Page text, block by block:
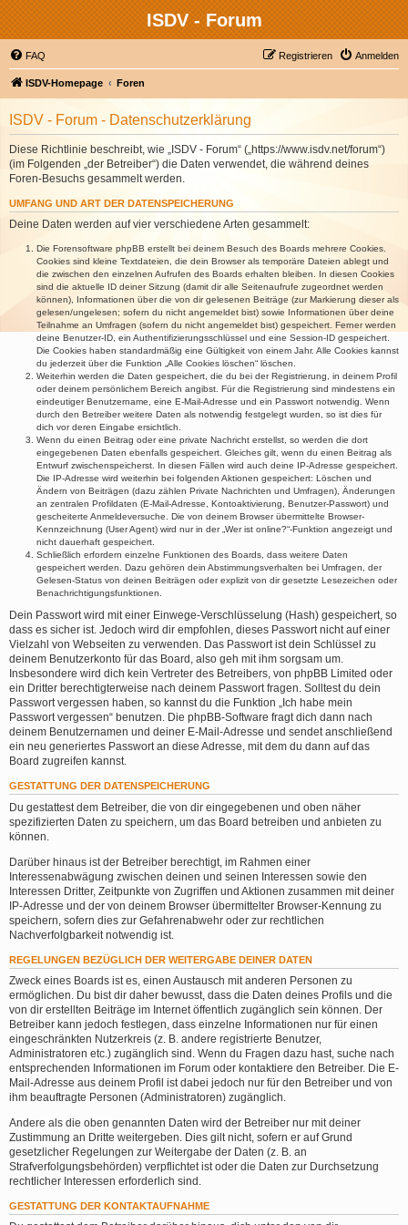
ISDV - Forum
FAQ Anmelden
Registrieren
ISDV-Homepage Foren
ISDV - Forum - Datenschutzerklärung
Diese Richtlinie beschreibt, wie „ISDV - Forum“ („https://www.isdv.net/forum“)
(im Folgenden „der Betreiber“) die Daten verwendet, die während deines
Foren-Besuchs gesammelt werden.
UMFANG UND ART DER DATENSPEICHERUNG
Deine Daten werden auf vier verschiedene Arten gesammelt:
Die Forensoftware phpBB erstellt bei deinem Besuch des Boards mehrere Cookies.
Cookies sind kleine Textdateien, die dein Browser als temporäre Dateien ablegt und
die zwischen den einzelnen Aufrufen des Boards erhalten bleiben. In diesen Cookies
sind die aktuelle ID deiner Sitzung (damit dir alle Seitenaufrufe zugeordnet werden
können), Informationen über die von dir gelesenen Beiträge (zur Markierung dieser als
gelesen/ungelesen; sofern du nicht angemeldet bist) sowie Informationen über deine
Teilnahme an Umfragen (sofern du nicht angemeldet bist) gespeichert. Ferner werden
deine Benutzer-ID, ein Authentifizierungsschlüssel und eine Session-ID gespeichert.
Die Cookies haben standardmäßig eine Gültigkeit von einem Jahr. Alle Cookies kannst
du jederzeit über die Funktion „Alle Cookies löschen“ löschen.
Weiterhin werden die Daten gespeichert, die du bei der Registrierung, in deinem Profil
oder deinem persönlichem Bereich angibst. Für die Registrierung sind mindestens ein
eindeutiger Benutzername, eine E-Mail-Adresse und ein Passwort notwendig. Wenn
durch den Betreiber weitere Daten als notwendig festgelegt wurden, so ist dies für
dich vor deren Eingabe ersichtlich.
Wenn du einen Beitrag oder eine private Nachricht erstellst, so werden die dort
eingegebenen Daten ebenfalls gespeichert. Gleiches gilt, wenn du einen Beitrag als
Entwurf zwischenspeicherst. In diesen Fällen wird auch deine IP-Adresse gespeichert.
Die IP-Adresse wird weiterhin bei folgenden Aktionen gespeichert: Löschen und
Ändern von Beiträgen (dazu zählen Private Nachrichten und Umfragen), Änderungen
an zentralen Profildaten (E-Mail-Adresse, Kontoaktivierung, Benutzer-Passwort) und
gescheiterte Anmeldeversuche. Die von deinem Browser übermittelte Browser-
Kennzeichnung (User Agent) wird nur in der „Wer ist online?“-Funktion angezeigt und
nicht dauerhaft gespeichert.
Schließlich erfordern einzelne Funktionen des Boards, dass weitere Daten
gespeichert werden. Dazu gehören dein Abstimmungsverhalten bei Umfragen, der
Gelesen-Status von deinen Beiträgen oder explizit von dir gesetzte Lesezeichen oder
Benachrichtigungsfunktionen.
Dein Passwort wird mit einer Einwege-Verschlüsselung (Hash) gespeichert, so
dass es sicher ist. Jedoch wird dir empfohlen, dieses Passwort nicht auf einer
Vielzahl von Webseiten zu verwenden. Das Passwort ist dein Schlüssel zu
deinem Benutzerkonto für das Board, also geh mit ihm sorgsam um.
Insbesondere wird dich kein Vertreter des Betreibers, von phpBB Limited oder
ein Dritter berechtigterweise nach deinem Passwort fragen. Solltest du dein
Passwort vergessen haben, so kannst du die Funktion „Ich habe mein
Passwort vergessen“ benutzen. Die phpBB-Software fragt dich dann nach
deinem Benutzernamen und deiner E-Mail-Adresse und sendet anschließend
ein neu generiertes Passwort an diese Adresse, mit dem du dann auf das
Board zugreifen kannst.
GESTATTUNG DER DATENSPEICHERUNG
Du gestattest dem Betreiber, die von dir eingegebenen und oben näher
spezifizierten Daten zu speichern, um das Board betreiben und anbieten zu
können.
Darüber hinaus ist der Betreiber berechtigt, im Rahmen einer
Interessenabwägung zwischen deinen und seinen Interessen sowie den
Interessen Dritter, Zeitpunkte von Zugriffen und Aktionen zusammen mit deiner
IP-Adresse und der von deinem Browser übermittelter Browser-Kennung zu
speichern, sofern dies zur Gefahrenabwehr oder zur rechtlichen
Nachverfolgbarkeit notwendig ist.
REGELUNGEN BEZÜGLICH DER WEITERGABE DEINER DATEN
Zweck eines Boards ist es, einen Austausch mit anderen Personen zu
ermöglichen. Du bist dir daher bewusst, dass die Daten deines Profils und die
von dir erstellten Beiträge im Internet öffentlich zugänglich sein können. Der
Betreiber kann jedoch festlegen, dass einzelne Informationen nur für einen
eingeschränkten Nutzerkreis (z. B. andere registrierte Benutzer,
Administratoren etc.) zugänglich sind. Wenn du Fragen dazu hast, suche nach
entsprechenden Informationen im Forum oder kontaktiere den Betreiber. Die E-
Mail-Adresse aus deinem Profil ist dabei jedoch nur für den Betreiber und von
ihm beauftragte Personen (Administratoren) zugänglich.
Andere als die oben genannten Daten wird der Betreiber nur mit deiner
Zustimmung an Dritte weitergeben. Dies gilt nicht, sofern er auf Grund
gesetzlicher Regelungen zur Weitergabe der Daten (z. B. an
Strafverfolgungsbehörden) verpflichtet ist oder die Daten zur Durchsetzung
rechtlicher Interessen erforderlich sind.
GESTATTUNG DER KONTAKTAUFNAHME